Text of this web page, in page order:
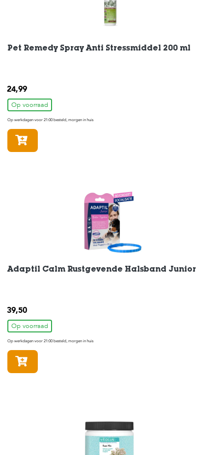
Pet Remedy Spray Anti Stressmiddel 200 ml
24,99
Op voorraad
Op werkdagen voor 21:00 besteld, morgen in huis
Adaptil Calm Rustgevende Halsband Junior
39,50
Op voorraad
Op werkdagen voor 21:00 besteld, morgen in huis